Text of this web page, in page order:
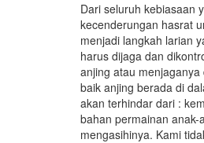
Dari seluruh kebiasaan
kecenderungan hasrat
menjadi langkah larian
harus dijaga dan
anjing atau menjaganya
baik anjing berada di
akan terhindar dari :
bahan permainan
mengasihinya. Kami